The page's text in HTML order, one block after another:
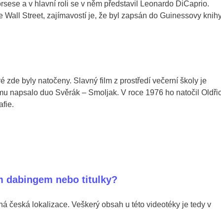
a v hlavní roli se v něm představil Leonardo DiCaprio.
Street, zajímavostí je, že byl zapsán do Guinessovy
zde byly natočeny. Slavný film z prostředí večerní školy je
napsalo duo Svěrák – Smoljak. V roce 1976 ho natočil
dabingem nebo titulky?
česká lokalizace. Veškerý obsah u této videotéky je tedy v